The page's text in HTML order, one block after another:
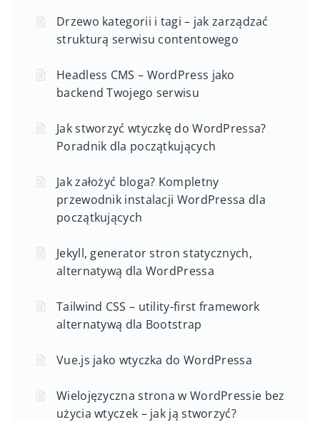
Drzewo kategorii i tagi – jak zarządzać
strukturą serwisu contentowego
Headless CMS – WordPress jako
backend Twojego serwisu
Jak stworzyć wtyczkę do WordPressa?
Poradnik dla początkujących
Jak założyć bloga? Kompletny
przewodnik instalacji WordPressa dla
początkujących
Jekyll, generator stron statycznych,
alternatywą dla WordPressa
Tailwind CSS – utility-first framework
alternatywą dla Bootstrap
Vue.js jako wtyczka do WordPressa
Wielojęzyczna strona w WordPressie bez
użycia wtyczek – jak ją stworzyć?